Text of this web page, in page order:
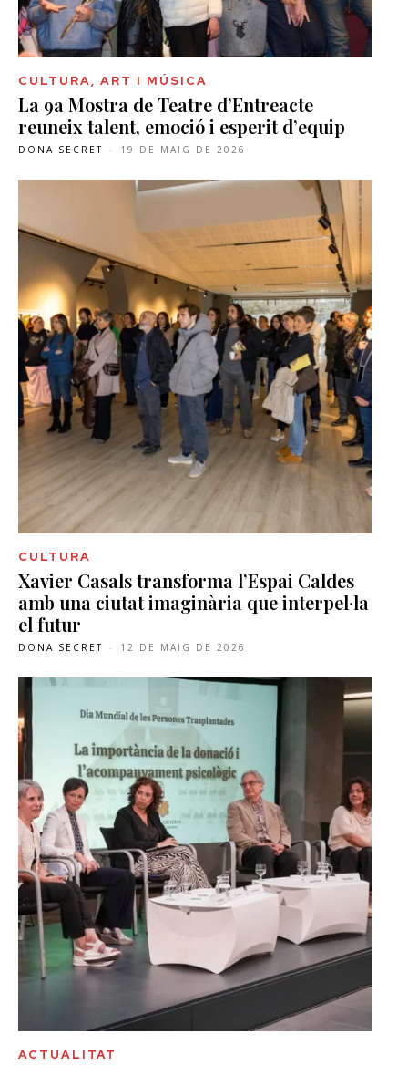
CULTURA, ART I MÚSICA
La 9a Mostra de Teatre d’Entreacte
reuneix talent, emoció i esperit d’equip
DONA SECRET - 19 DE MAIG DE 2026
CULTURA
Xavier Casals transforma l’Espai Caldes
amb una ciutat imaginària que interpel·la
el futur
DONA SECRET - 12 DE MAIG DE 2026
ACTUALITAT